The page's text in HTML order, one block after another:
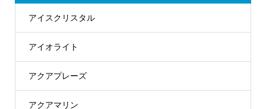
アイスクリスタル
アイオライト
アクアプレーズ
アクアマリン